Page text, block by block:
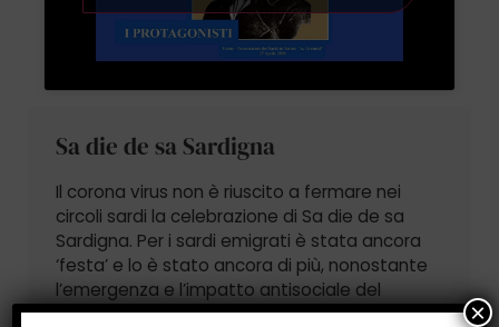
Sa die de sa Sardigna
Il corona virus non è riuscito a fermare nei
circoli sardi la celebrazione di Sa die de sa
Sardigna. Per i sardi emigrati è stata ancora
‘festa’ e lo è stato ancora di più, nonostante
l’emergenza e l’impatto antisociale del
corona virus.